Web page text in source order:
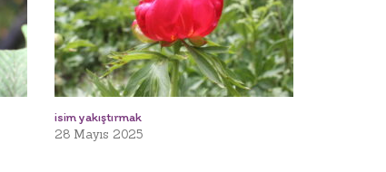
isim yakıştırmak
28 Mayıs 2025